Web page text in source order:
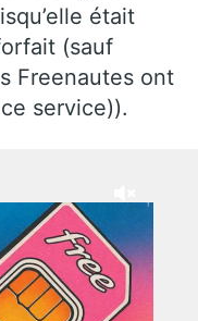
était
(sauf
Freenautes ont
service)).